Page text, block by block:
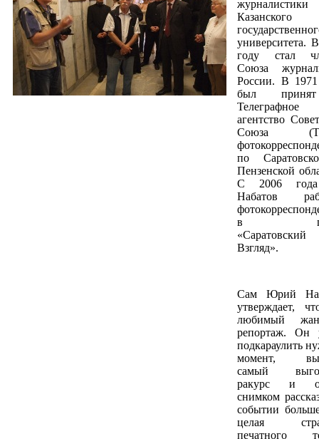
журналистики
Казанского
университета.
году стал
Союза
России. В
был
Телеграфное
агентство
Союза
по
Пензенской
С 2006
Набатов
в
«Саратовский
Взгляд».
Сам Юрий
утверждает,
любимый
репортаж. Он
подкараулить
момент,
самый
ракурс и
снимком
событии
целая
печатного